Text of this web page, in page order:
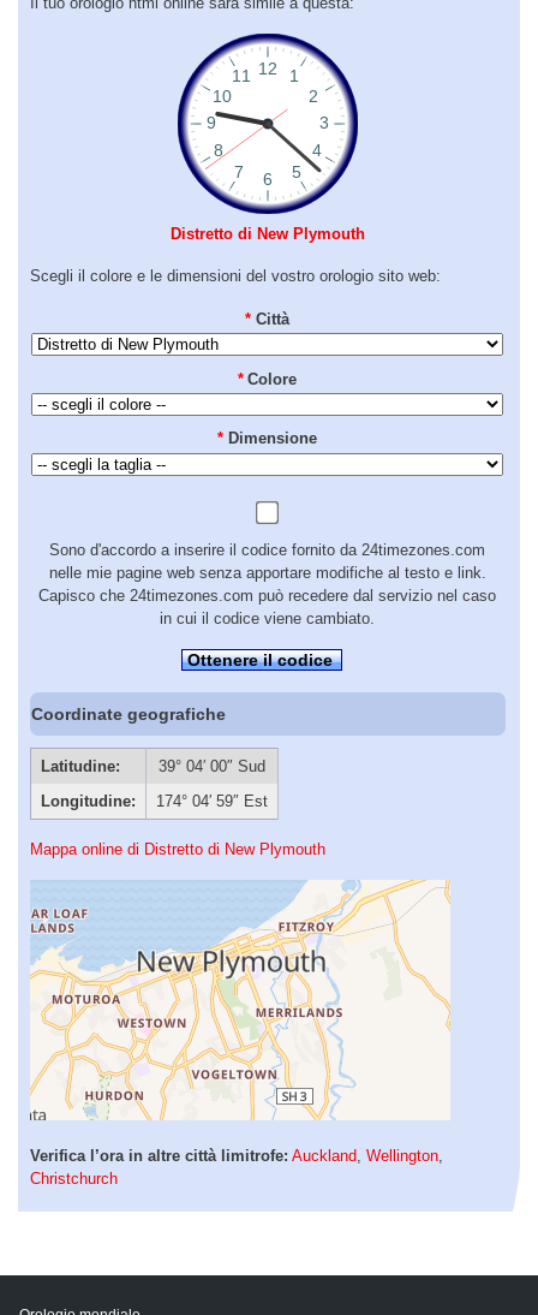
Distretto di New Plymouth
Scegli il colore e le dimensioni del vostro orologio sito web:
* Città
* Colore
* Dimensione
Sono d'accordo a inserire il codice fornito da 24timezones.com
nelle mie pagine web senza apportare modifiche al testo e link.
Capisco che 24timezones.com può recedere dal servizio nel caso
in cui il codice viene cambiato.
Ottenere il codice
Coordinate geografiche
Latitudine:
39° 04′ 00″ Sud
Longitudine:
174° 04′ 59″ Est
Mappa online di Distretto di New Plymouth
Verifica l’ora in altre città limitrofe: Auckland, Wellington,
Christchurch